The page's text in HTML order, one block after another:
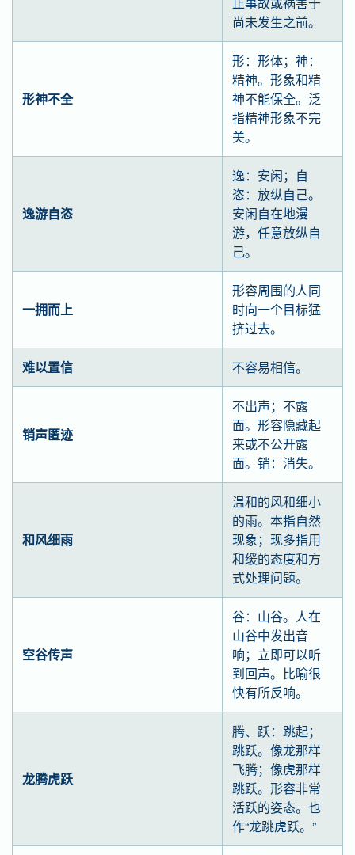
尚未发生之前。
形神不全
形：形体；神：
精神。形象和精
神不能保全。泛
指精神形象不完
美。
逸游自恣
逸：安闲；自
恣：放纵自己。
安闲自在地漫
游，任意放纵自
己。
一拥而上
形容周围的人同
时向一个目标猛
挤过去。
难以置信 不容易相信。
销声匿迹
不出声；不露
面。形容隐藏起
来或不公开露
面。销：消失。
和风细雨
温和的风和细小
的雨。本指自然
现象；现多指用
和缓的态度和方
式处理问题。
空谷传声
谷：山谷。人在
山谷中发出音
响；立即可以听
到回声。比喻很
快有所反响。
龙腾虎跃
腾、跃：跳起；
跳跃。像龙那样
飞腾；像虎那样
跳跃。形容非常
活跃的姿态。也
作“龙跳虎跃。”